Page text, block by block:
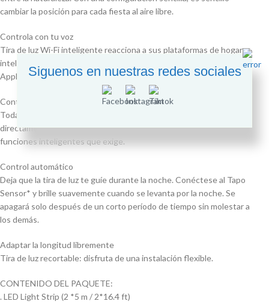
cambiar la posición para cada fiesta al aire libre.
Controla con tu voz
Tira de luz Wi-Fi inteligente reacciona a sus plataformas de hogar
inteligente preferidas, incluidas Google Assistant, Amazon Alexa y
Apple Home.
Control directo
Todas las tiras de luces Tapo Smart Wi-Fi le permiten conectarse
directamente a la aplicación Tapo. Aproveche al máximo todas las
funciones inteligentes que exige.
Control automático
Deja que la tira de luz te guíe durante la noche. Conéctese al Tapo
Sensor* y brille suavemente cuando se levanta por la noche. Se
apagará solo después de un corto período de tiempo sin molestar a
los demás.
Adaptar la longitud libremente
Tira de luz recortable: disfruta de una instalación flexible.
CONTENIDO DEL PAQUETE:
. LED Light Strip (2 *5 m / 2*16.4 ft)
Siguenos en nuestras redes sociales